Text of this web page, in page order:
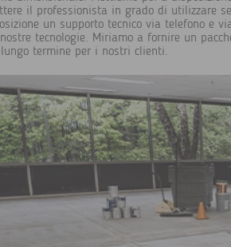
il professionista in grado di utilizzare
un supporto tecnico via telefono e
nostre tecnologie. Miriamo a fornire un
termine per i nostri clienti.